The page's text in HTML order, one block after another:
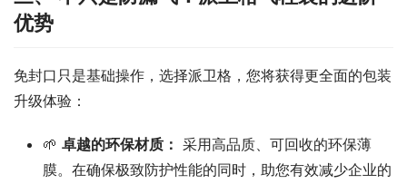
优势
免封口只是基础操作，选择派卫格，您将获得更全面的包装
升级体验：
🌱 卓越的环保材质： 采用高品质、可回收的环保薄
膜。在确保极致防护性能的同时，助您有效减少企业的